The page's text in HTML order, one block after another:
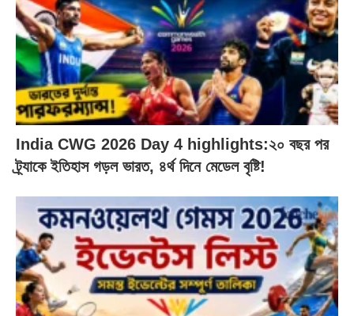
India CWG 2026 Day 4 highlights:২০ বছর পর
ট্র্যাকে ইতিহাস গড়ল ভারত, ৪র্থ দিনে মেডেল বৃষ্টি!